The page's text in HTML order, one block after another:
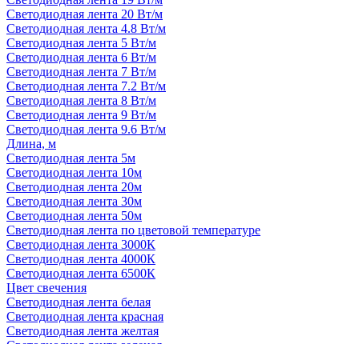
Светодиодная лента 20 Вт/м
Светодиодная лента 4.8 Вт/м
Светодиодная лента 5 Вт/м
Светодиодная лента 6 Вт/м
Светодиодная лента 7 Вт/м
Светодиодная лента 7.2 Вт/м
Светодиодная лента 8 Вт/м
Светодиодная лента 9 Вт/м
Светодиодная лента 9.6 Вт/м
Длина, м
Светодиодная лента 5м
Светодиодная лента 10м
Светодиодная лента 20м
Светодиодная лента 30м
Светодиодная лента 50м
Светодиодная лента по цветовой температуре
Светодиодная лента 3000К
Светодиодная лента 4000К
Светодиодная лента 6500К
Цвет свечения
Светодиодная лента белая
Светодиодная лента красная
Светодиодная лента желтая